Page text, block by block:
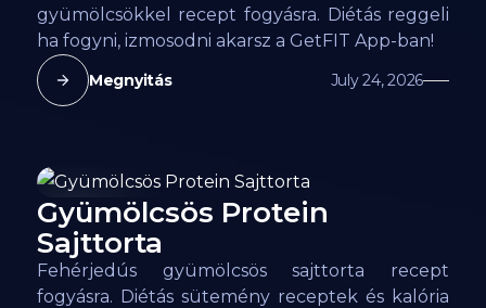
gyümölcsökkel recept fogyásra. Diétás reggeli
ha fogyni, izmosodni akarsz a GetFIT App-ban!
Megnyitás July 24, 2026
142kcal
Gyümölcsös Protein
Sajttorta
Fehérjedús gyümölcsös sajttorta recept
fogyásra. Diétás sütemény receptek és kalória